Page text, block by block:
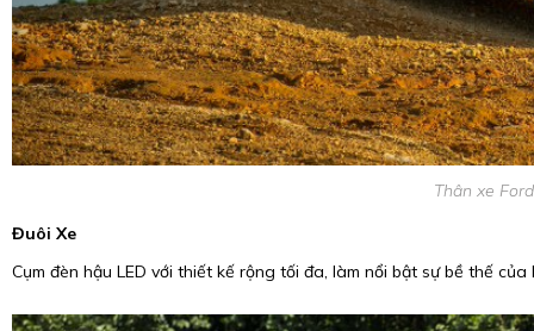
Thân xe
Đuôi Xe
Cụm đèn hậu LED với thiết kế rộng tối đa, làm nổi bật sự bề thế của